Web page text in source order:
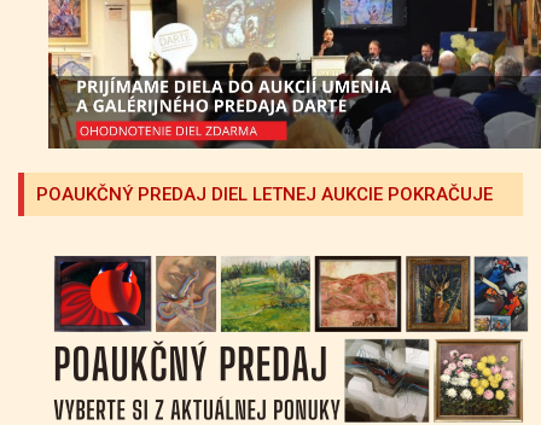
POAUKČNÝ PREDAJ DIEL LETNEJ AUKCIE POKRAČUJE